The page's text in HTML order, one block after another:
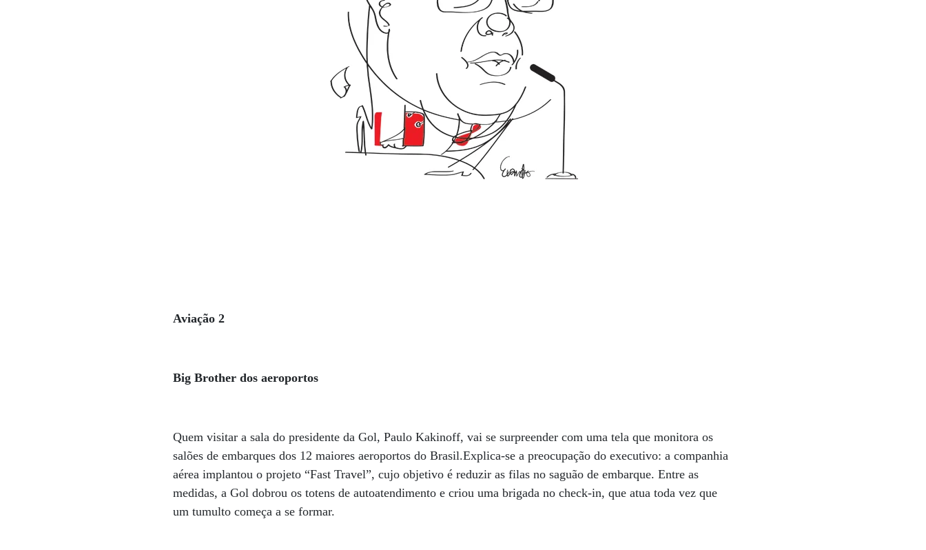
Aviação 2
Big Brother dos aeroportos
Quem visitar a sala do presidente da Gol, Paulo Kakinoff, vai se surpreender com uma tela que monitora os
salões de embarques dos 12 maiores aeroportos do Brasil.Explica-se a preocupação do executivo: a companhia
aérea implantou o projeto “Fast Travel”, cujo objetivo é reduzir as filas no saguão de embarque. Entre as
medidas, a Gol dobrou os totens de autoatendimento e criou uma brigada no check-in, que atua toda vez que
um tumulto começa a se formar.